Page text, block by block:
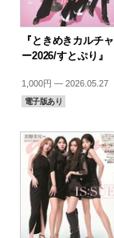
『ときめきカルチャ
ー2026/すとぷり』
1,000円 — 2026.05.27
電子版あり